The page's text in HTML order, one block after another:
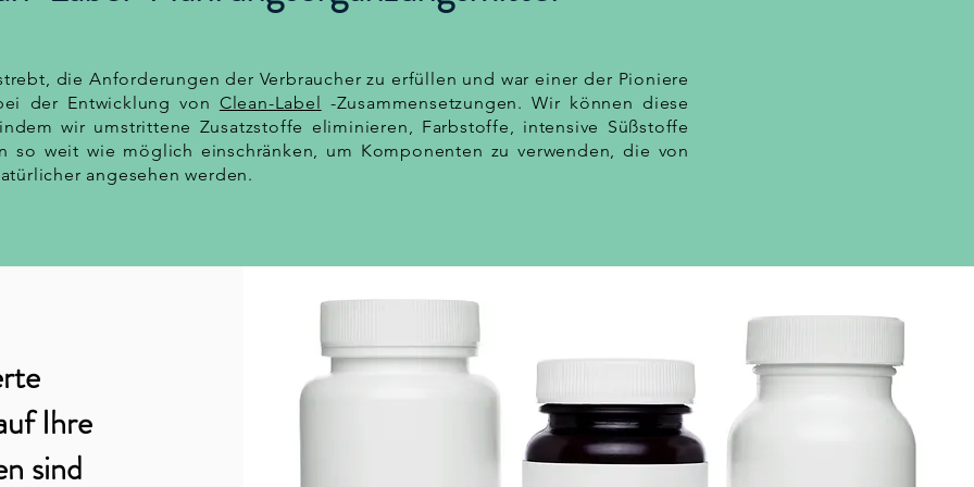
die Anforderungen der Verbraucher zu erfüllen und war einer der Pioniere
der Entwicklung von Clean-Label -Zusammensetzungen. Wir können diese
wir umstrittene Zusatzstoffe eliminieren, Farbstoffe, intensive Süßstoffe
so weit wie möglich einschränken, um Komponenten zu verwenden, die von
angesehen werden.
Ihre
sind